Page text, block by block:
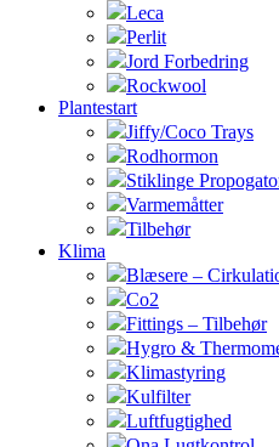
Leca
Perlit
Jord Forbedring
Rockwool
Plantestart
Jiffy/Coco Trays
Rodhormon
Stiklinge
Varmemåtter
Tilbehør
Klima
Blæsere –
Co2
Fittings – Tilbehør
Hygro &
Klimastyring
Kulfilter
Luftfugtighed